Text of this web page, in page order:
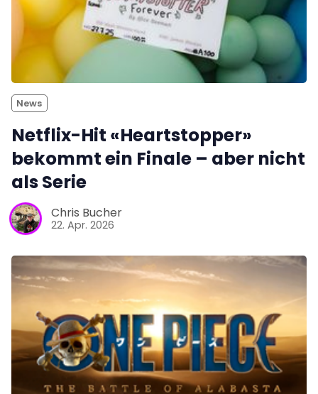
News
Netflix-Hit «Heartstopper»
bekommt ein Finale – aber nicht
als Serie
Chris Bucher
22. Apr. 2026